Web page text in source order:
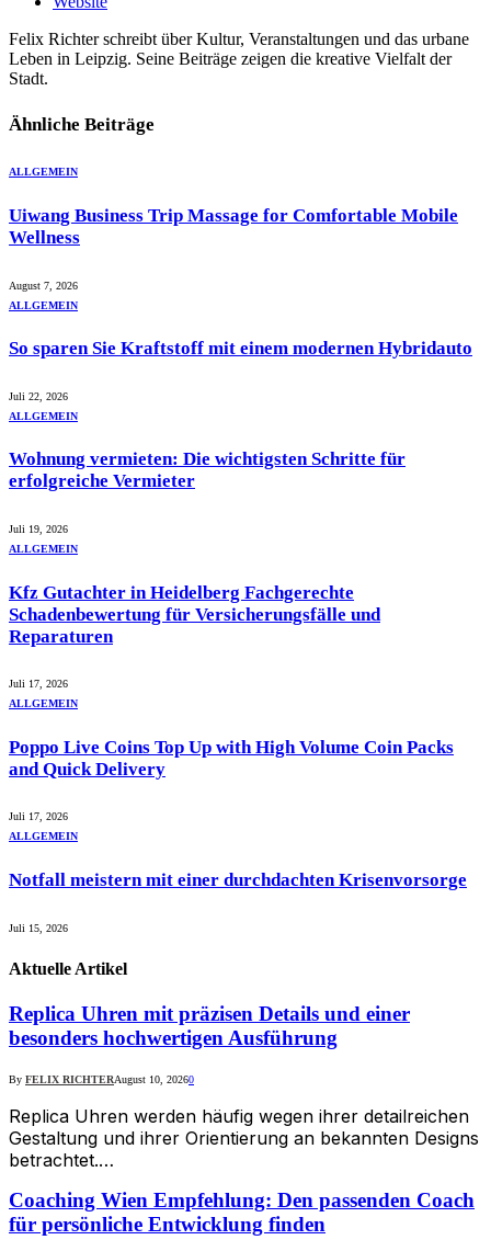
Felix Richter schreibt über Kultur, Veranstaltungen und das urbane
Leben in Leipzig. Seine Beiträge zeigen die kreative Vielfalt der
Stadt.
Ähnliche Beiträge
ALLGEMEIN
Uiwang Business Trip Massage for Comfortable Mobile
Wellness
August 7, 2026
ALLGEMEIN
So sparen Sie Kraftstoff mit einem modernen Hybridauto
Juli 22, 2026
ALLGEMEIN
Wohnung vermieten: Die wichtigsten Schritte für
erfolgreiche Vermieter
Juli 19, 2026
ALLGEMEIN
Kfz Gutachter in Heidelberg Fachgerechte
Schadenbewertung für Versicherungsfälle und
Reparaturen
Juli 17, 2026
ALLGEMEIN
Poppo Live Coins Top Up with High Volume Coin Packs
and Quick Delivery
Juli 17, 2026
ALLGEMEIN
Notfall meistern mit einer durchdachten Krisenvorsorge
Juli 15, 2026
Aktuelle Artikel
Replica Uhren mit präzisen Details und einer
besonders hochwertigen Ausführung
By FELIX RICHTERAugust 10, 20260
Replica Uhren werden häufig wegen ihrer detailreichen
Gestaltung und ihrer Orientierung an bekannten Designs
betrachtet.…
Coaching Wien Empfehlung: Den passenden Coach
für persönliche Entwicklung finden